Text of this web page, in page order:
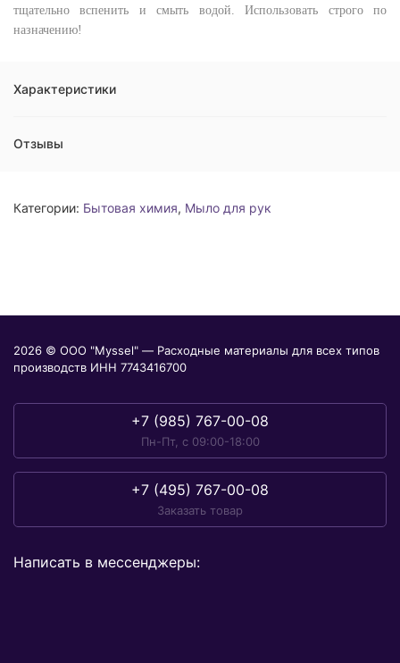
тщательно вспенить и смыть водой. Использовать строго по
назначению!
Характеристики
Отзывы
Категории: Бытовая химия, Мыло для рук
2026 © ООО "Myssel" — Расходные материалы для всех типов
производств ИНН 7743416700
+7 (985) 767-00-08
Пн-Пт, с 09:00-18:00
+7 (495) 767-00-08
Заказать товар
Написать в мессенджеры: